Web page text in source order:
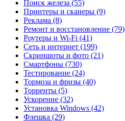
Поиск железа (55)
Принтеры и сканеры (9)
Реклама (8)
Ремонт и восстановление (79)
Роутеры и Wi-Fi (41)
Сеть и интернет (199)
Скриншоты и фото (21)
Смартфоны (730)
Тестирование (24)
Тормоза и фризы (40)
Торренты (5)
Ускорение (32)
Установка Windows (42)
Флешка (29)